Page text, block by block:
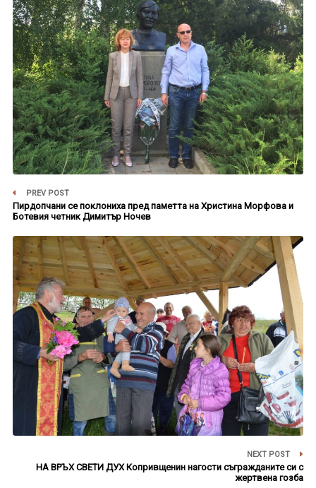
PREV POST
Пирдопчани се поклониха пред паметта на Христина Морфова и
Ботевия четник Димитър Ночев
NEXT POST
НА ВРЪХ СВЕТИ ДУХ Копривщенин нагости съгражданите си с
жертвена гозба